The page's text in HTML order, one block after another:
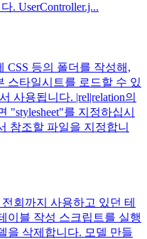
. UserController.j...
CSS 등의 폴더를 작성해,
스타일시트를 로드할 수 있
사용됩니다. |rel|relation의
"stylesheet"를 지정하십시
참조할 파일을 지정합니
회까지 사용하고 있던 테
이블 작성 스크립트를 실행
을 삭제합니다. 모델 만들